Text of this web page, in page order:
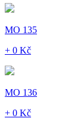
MO 135
+ 0 Kč
MO 136
+ 0 Kč